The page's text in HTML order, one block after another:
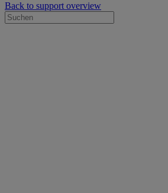
Back to support overview